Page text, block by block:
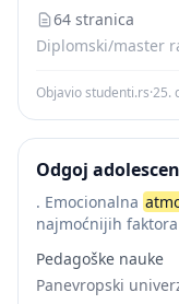
64 stranica
Diplomski/master
Objavio studenti.rs·25.
Odgoj
. Emocionalna
najmoćnijih
Pedagoške nauke
Panevropski